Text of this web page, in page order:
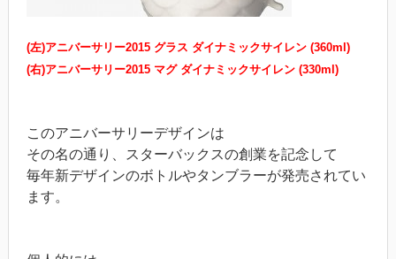
(左)アニバーサリー2015 グラス ダイナミックサイレン (360ml)
(右)アニバーサリー2015 マグ ダイナミックサイレン (330ml)
このアニバーサリーデザインは
その名の通り、スターバックスの創業を記念して
毎年新デザインのボトルやタンブラーが発売されてい
ます。